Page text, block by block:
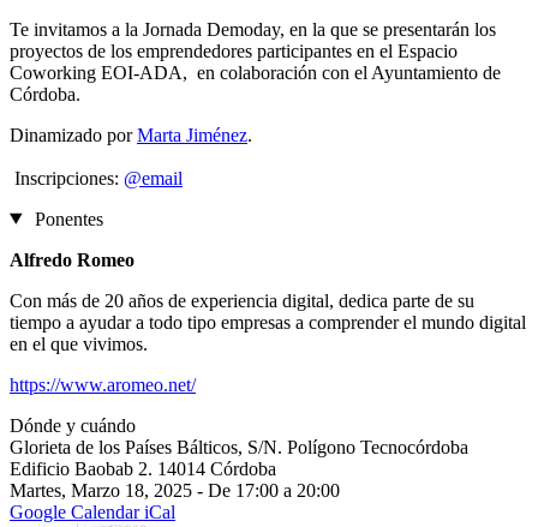
Te invitamos a la Jornada Demoday, en la que se presentarán los
proyectos de los emprendedores participantes en el Espacio
Coworking EOI-ADA, en colaboración con el Ayuntamiento de
Córdoba.
Dinamizado porMarta Jiménez.
Inscripciones: @email
Ponentes
Alfredo Romeo
Con más de 20 años de experiencia digital, dedica parte de su
tiempo a ayudar a todo tipo empresas a comprender el mundo digital
en el que vivimos.
https://www.aromeo.net/
Dónde y cuándo
Glorieta de los Países Bálticos, S/N. Polígono Tecnocórdoba
Edificio Baobab 2. 14014 Córdoba
Martes, Marzo 18, 2025 - De 17:00 a 20:00
Google CalendariCal